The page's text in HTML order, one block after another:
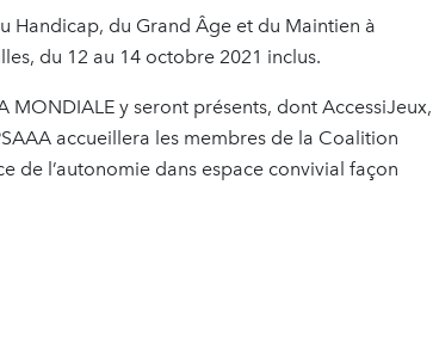
Handicap, du Grand Âge et du Maintien à
du 12 au 14 octobre 2021 inclus.
MONDIALE y seront présents, dont AccessiJeux,
accueillera les membres de la Coalition
de l’autonomie dans espace convivial façon